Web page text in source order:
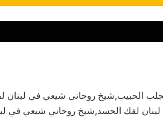
الحبيب,شيخ روحاني شيعي في لبنان
لفك الحسد,شيخ روحاني شيعي في